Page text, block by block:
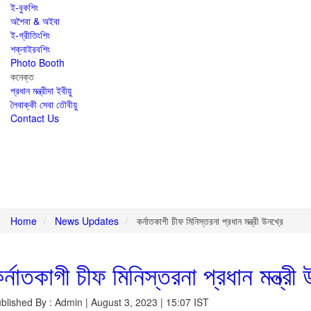
ই-বুকশিং
অশৈবা & অইবা
ই-গ্রীতিংশিং
শক্নাইরবশিং
Photo Booth
কনেক্ত
প্রধান মন্ত্রীদা ইবীয়ু
লৈবাক্কী সেবা তৌবীয়ু
Contact Us
Home News Updates কর্নাতকাগী চীফ মিনিস্তরনা প্রধান মন্ত্রী উনখ্রে
চীফ মিনিস্তরনা প্রধান
By : Admin | August 3, 2023 | 15:07 IST